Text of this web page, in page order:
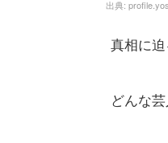
出典:
真相に
どんな